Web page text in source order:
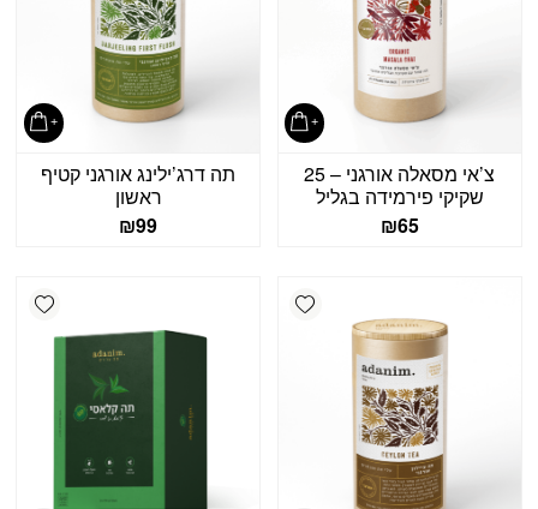
צ’אי מסאלה אורגני – 25
שקיקי פירמידה בגליל
₪65
תה דרג’ילינג אורגני קטיף
ראשון
₪99
Add wishlist